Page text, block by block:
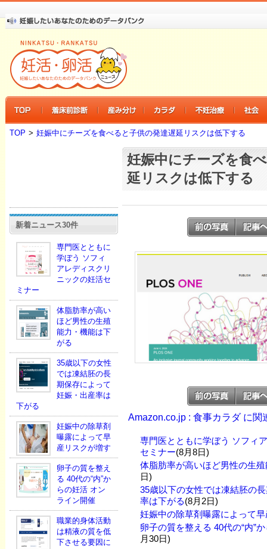
TOP > 妊娠中にチーズを食べると子供の発達遅延リスクは低下する
新着ニュース30件
専門医とともに
学ぼう ソフィ
アレディスクリ
ニックの妊活セ
ミナー
体脂肪率が高い
ほど男性の生殖
能力・機能は下
がる
35歳以下の女性
では凍結胚の長
期保存によって
妊娠・出産率は
下がる
妊娠中の除草剤
曝露によって早
産リスクが増す
卵子の質を整え
る 40代の“内”か
らの妊活 オン
ライン開催
職業的身体活動
は精液の質を低
下させる要因に
妊娠中にチーズを食
延リスクは低下する
Amazon.co.jp : 食事カラダ に関
専門医とともに学ぼう ソフィ
セミナー(8月8日)
体脂肪率が高いほど男性の生
日)
35歳以下の女性では凍結胚の
率は下がる(8月2日)
妊娠中の除草剤曝露によって
卵子の質を整える 40代の“内”
月30日)